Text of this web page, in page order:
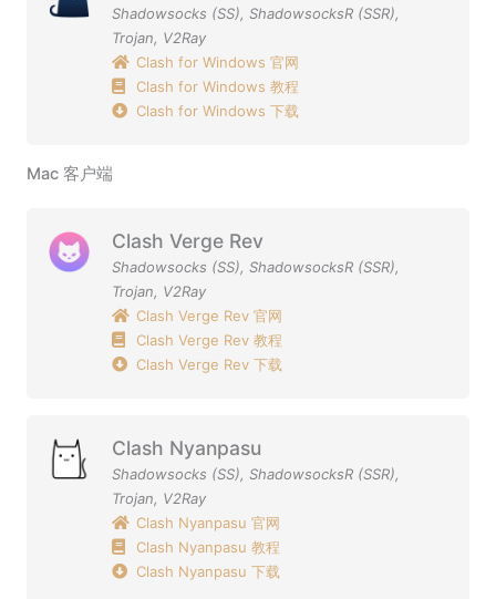
Shadowsocks (SS), ShadowsocksR (SSR),
Trojan, V2Ray
Clash for Windows 官网
Clash for Windows 教程
Clash for Windows 下载
Mac 客户端
Clash Verge Rev
Shadowsocks (SS), ShadowsocksR (SSR),
Trojan, V2Ray
Clash Verge Rev 官网
Clash Verge Rev 教程
Clash Verge Rev 下载
Clash Nyanpasu
Shadowsocks (SS), ShadowsocksR (SSR),
Trojan, V2Ray
Clash Nyanpasu 官网
Clash Nyanpasu 教程
Clash Nyanpasu 下载